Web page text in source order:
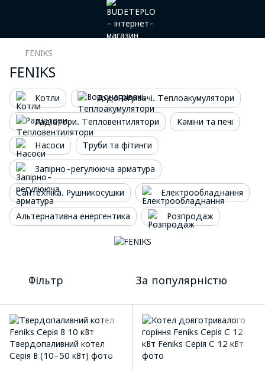
FENIKS
FENIKS
Котли Водонагрівачі. Теплоакумулятори
Радіатори. Тепловентилятори Каміни та печі
Насоси Труби та фітинги
Запірно-регулююча арматура
Сантехніка. Рушникосушки Електрообладнання
Альтернативна енергентика Розпродаж
Фільтр За популярністю